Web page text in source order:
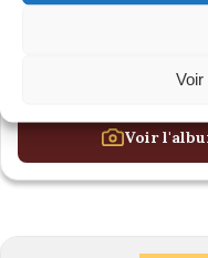
Voir
Voir